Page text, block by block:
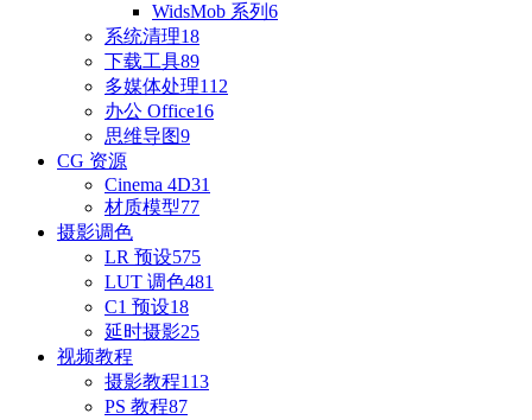
WidsMob 系列 6
系统清理18
下载工具89
多媒体处理112
办公 Office16
思维导图9
CG 资源
Cinema 4D31
材质模型77
摄影调色
LR 预设575
LUT 调色481
C1 预设18
延时摄影25
视频教程
摄影教程113
PS 教程87